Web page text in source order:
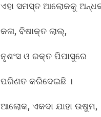
ଏହା ସମସ୍ତ ଆଲୋକକୁ
କଳା, ବିଷାକ୍ତ ଲାଲ୍‌,
ନୃଶଂସ ଓ ରକ୍ତ ପିପାସୁରେ
ପରିଣତ କରିଦେଇଛି ।
ଆଲୋକ, ଏକଦା ଯାହା ଉଷୁମ,